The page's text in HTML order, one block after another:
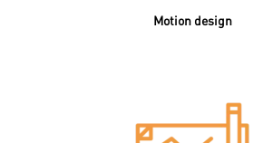
Motion design